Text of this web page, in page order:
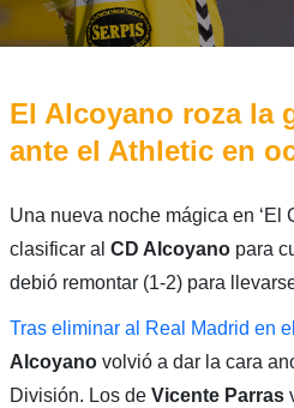
El Alcoyano roza la
ante el Athletic en
Una nueva noche mágica en ‘El
clasificar al CD Alcoyano para
debió remontar (1-2) para
Tras eliminar al Real Madrid en
Alcoyano volvió a dar la cara
División. Los de Vicente Parras